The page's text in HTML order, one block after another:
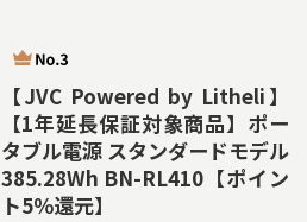
【JVC Powered by Litheli】
【1年延長保証対象商品】ポー
タブル電源 スタンダードモデル
385.28Wh BN-RL410【ポイン
ト5％還元】